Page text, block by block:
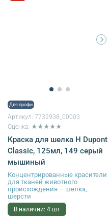
Для профи
Артикул: 7732938_00003
Оценка: ★★★★★
Краска для шелка H Dupont
Classic, 125мл, 149 серый
мышиный
Концентрированные красители
для тканей животного
происхождения – шелка,
шерсти
В наличии: 4 шт